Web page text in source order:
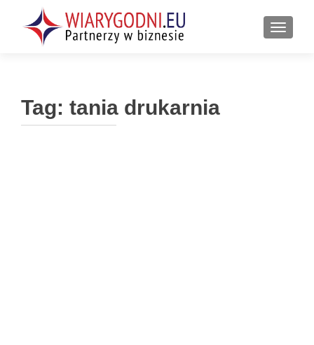
Tag: tania drukarnia